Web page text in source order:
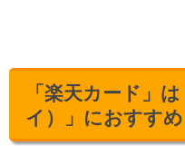
「楽天カード」
イ）」におすすめ